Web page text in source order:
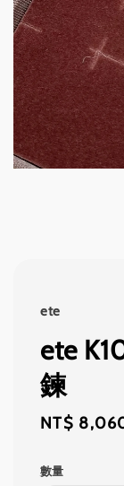
ete
ete
鍊
Sale
NT$
數量